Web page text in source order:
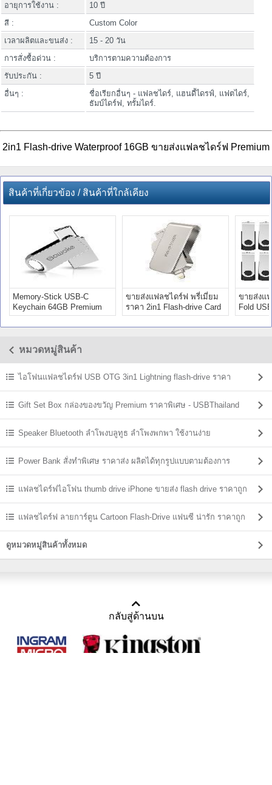
อายุการใช้งาน :
10 ปี
สี :
Custom Color
เวลาผลิตและขนส่ง :
15 - 20 วัน
การสั่งซื้อด่วน :
บริการตามความต้องการ
รับประกัน :
5 ปี
อื่นๆ :
ชื่อเรียกอื่นๆ - แฟลชไดร์, แฮนดี้ไดรฟ์, แฟตไดร์,
ธัมบ์ไดร์ฟ, ทรั้มไดร์.
2in1 Flash-drive Waterproof 16GB ขายส่งแฟลชไดร์ฟ Premium
สินค้าที่เกี่ยวข้อง / สินค้าที่ใกล้เคียง
Memory-Stick USB-C
Keychain 64GB Premium
ราคาถูก พรี่เมี่ยม
ขายส่งแฟลชไดร์ฟ พรี่เมี่ยม
ราคา 2in1 Flash-drive Card
premium
ขายส่งแ
Fold
Premium
หมวดหมู่สินค้า
ไอโฟนแฟลชไดร์ฟ USB OTG 3in1 Lightning flash-drive ราคา
Gift Set Box กล่องของขวัญ Premium ราคาพิเศษ - USBThailand
Speaker Bluetooth ลําโพงบลูทูธ ลำโพงพกพา ใช้งานง่าย
Power Bank สั่งทำพิเศษ ราคาส่ง ผลิตได้ทุกรูปแบบตามต้องการ
แฟลชไดร์ฟไอโฟน thumb drive iPhone ขายส่ง flash drive ราคาถูก
แฟลชไดร์ฟ ลายการ์ตูน Cartoon Flash-Drive แฟนซี น่ารัก ราคาถูก
ดูหมวดหมู่สินค้าทั้งหมด
กลับสู่ด้านบน